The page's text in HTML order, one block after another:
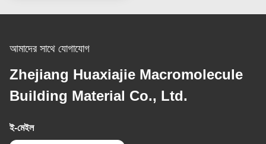
আমাদের সাথে যোগাযোগ
Zhejiang Huaxiajie Macromolecule
Building Material Co., Ltd.
ই-মেইল